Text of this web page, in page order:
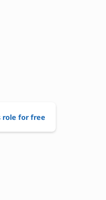
role for free